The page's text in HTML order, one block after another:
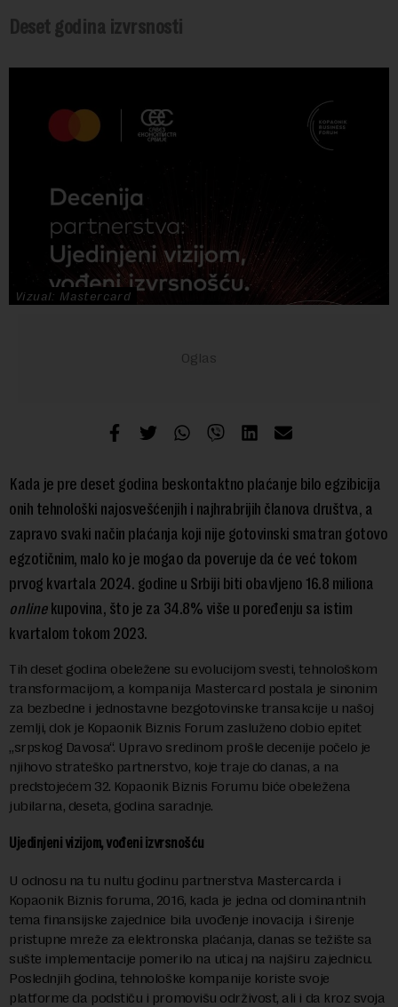
Deset godina izvrsnosti
Vizual: Mastercard
Kada je pre deset godina beskontaktno plaćanje bilo egzibicija
onih tehnološki najosvešćenjih i najhrabrijih članova društva, a
zapravo svaki način plaćanja koji nije gotovinski smatran gotovo
egzotičnim, malo ko je mogao da poveruje da će već tokom
prvog kvartala 2024. godine u Srbiji biti obavljeno 16.8 miliona
onlinekupovina, što je za 34.8% više u poređenju sa istim
kvartalom tokom 2023.
Tih deset godina obeležene su evolucijom svesti, tehnološkom
transformacijom, a kompanija Mastercard postala je sinonim
za bezbedne i jednostavne bezgotovinske transakcije u našoj
zemlji, dok je Kopaonik Biznis Forum zasluženo dobio epitet
„srpskog Davosa“. Upravo sredinom prošle decenije počelo je
njihovo strateško partnerstvo, koje traje do danas, a na
predstojećem 32. Kopaonik Biznis Forumu biće obeležena
jubilarna, deseta, godina saradnje.
Ujedinjeni vizijom, vođeni izvrsnošću
U odnosu na tu nultu godinu partnerstva Mastercarda i
Kopaonik Biznis foruma, 2016, kada je jedna od dominantnih
tema finansijske zajednice bila uvođenje inovacija i širenje
pristupne mreže za elektronska plaćanja, danas se težište sa
sušte implementacije pomerilo na uticaj na najširu zajednicu.
Poslednjih godina, tehnološke kompanije koriste svoje
platforme da podstiču i promovišu održivost, ali i da kroz svoja